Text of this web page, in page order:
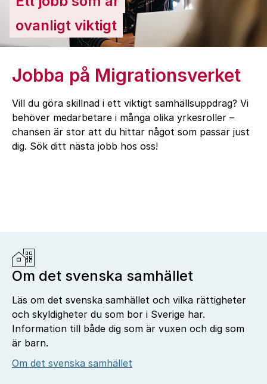
ovanligt viktigt
Jobba på Migrationsverket
Vill du göra skillnad i ett viktigt samhällsuppdrag? Vi
behöver medarbetare i många olika yrkesroller –
chansen är stor att du hittar något som passar just
dig. Sök ditt nästa jobb hos oss!
Om det svenska samhället
Läs om det svenska samhället och vilka rättigheter
och skyldigheter du som bor i Sverige har.
Information till både dig som är vuxen och dig som
är barn.
Om det svenska samhället